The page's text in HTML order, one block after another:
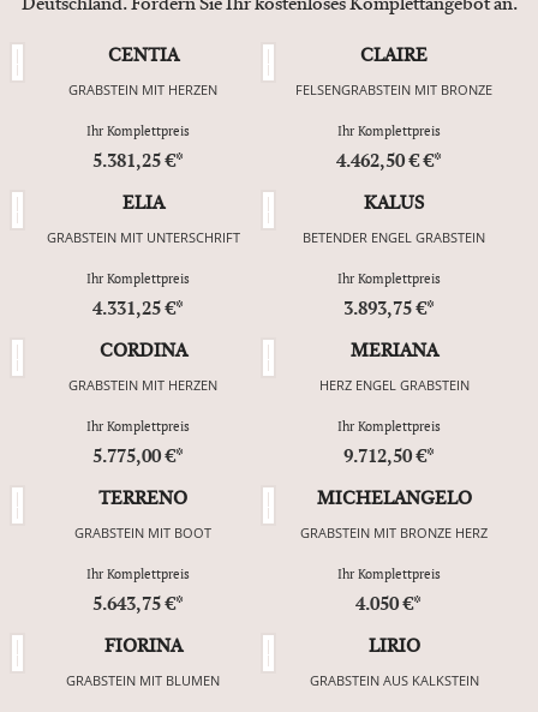
Deutschland. Fordern Sie Ihr kostenloses Komplettangebot an.
CENTIA
GRABSTEIN MIT HERZEN
Ihr Komplettpreis
5.381,25 €*
CLAIRE
FELSENGRABSTEIN MIT BRONZE
Ihr Komplettpreis
4.462,50 € €*
ELIA
GRABSTEIN MIT UNTERSCHRIFT
Ihr Komplettpreis
4.331,25 €*
KALUS
BETENDER ENGEL GRABSTEIN
Ihr Komplettpreis
3.893,75 €*
CORDINA
GRABSTEIN MIT HERZEN
Ihr Komplettpreis
5.775,00 €*
MERIANA
HERZ ENGEL GRABSTEIN
Ihr Komplettpreis
9.712,50 €*
TERRENO
GRABSTEIN MIT BOOT
Ihr Komplettpreis
5.643,75 €*
MICHELANGELO
GRABSTEIN MIT BRONZE HERZ
Ihr Komplettpreis
4.050 €*
FIORINA
GRABSTEIN MIT BLUMEN
LIRIO
GRABSTEIN AUS KALKSTEIN